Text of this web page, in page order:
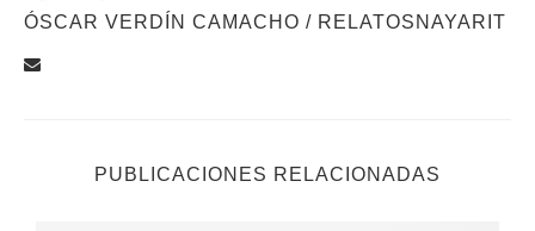
ÓSCAR VERDÍN CAMACHO / RELATOSNAYARIT
PUBLICACIONES RELACIONADAS